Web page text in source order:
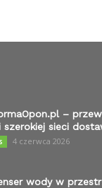
–
szerokiej sieci
4 czerwca 2026
wody w